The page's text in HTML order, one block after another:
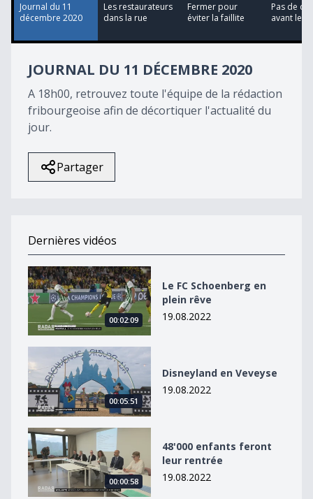
seconds
Journal du 11
décembre 2020
Les restaurateurs
dans la rue
Fermer pour
éviter la faillite
Pas de
avant le
JOURNAL DU 11 DÉCEMBRE 2020
A 18h00, retrouvez toute l'équipe de la rédaction
fribourgeoise afin de décortiquer l'actualité du
jour.
Partager
Dernières vidéos
Le FC Schoenberg en plein rêve
00:02:09
Le FC Schoenberg en
plein rêve
19.08.2022
Disneyland en Veveyse
00:05:51
Disneyland en Veveyse
19.08.2022
48&#039;000 enfants feront leur rentrée
00:00:58
48'000 enfants feront
leur rentrée
19.08.2022